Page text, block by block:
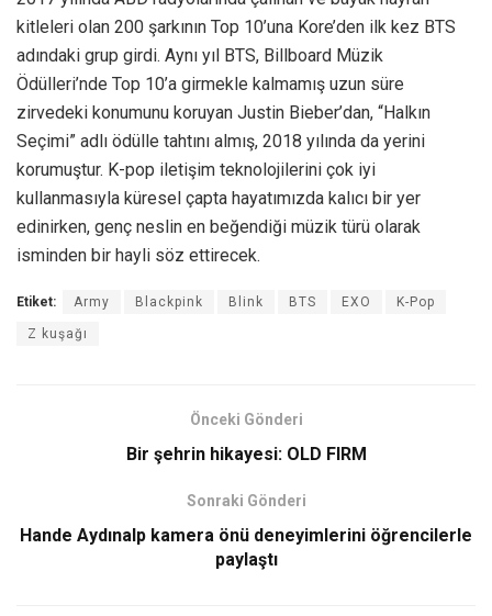
kitleleri olan 200 şarkının Top 10’una Kore’den ilk kez BTS
adındaki grup girdi. Aynı yıl BTS, Billboard Müzik
Ödülleri’nde Top 10’a girmekle kalmamış uzun süre
zirvedeki konumunu koruyan Justin Bieber’dan, “Halkın
Seçimi” adlı ödülle tahtını almış, 2018 yılında da yerini
korumuştur. K-pop iletişim teknolojilerini çok iyi
kullanmasıyla küresel çapta hayatımızda kalıcı bir yer
edinirken, genç neslin en beğendiği müzik türü olarak
isminden bir hayli söz ettirecek.
Etiket: Army Blackpink Blink BTS EXO K-Pop
Z kuşağı
Önceki Gönderi
Bir şehrin hikayesi: OLD FIRM
Sonraki Gönderi
Hande Aydınalp kamera önü deneyimlerini öğrencilerle
paylaştı